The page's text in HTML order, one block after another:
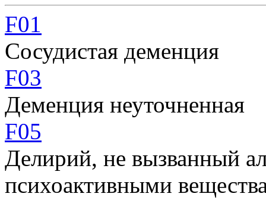
F01
Сосудистая деменция
F03
Деменция неуточненная
F05
Делирий, не вызванный
психоактивными